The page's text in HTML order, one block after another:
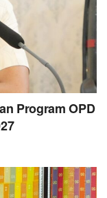
Program OPD